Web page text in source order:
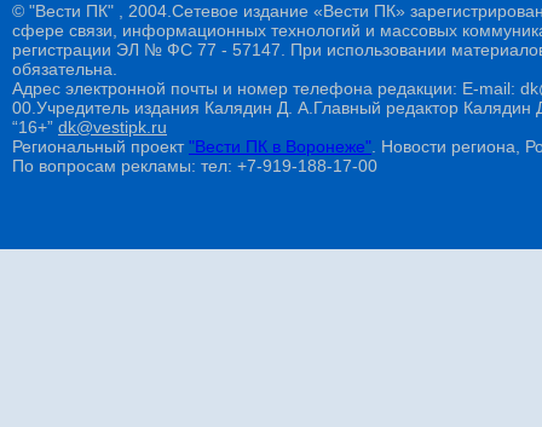
© "Вести ПК" , 2004.Сетевое издание «Вести ПК»
сфере связи, информационных технологий и массовых
регистрации ЭЛ № ФС 77 - 57147. При использовании
обязательна.
Адрес электронной почты и номер телефона редакции: E-mail:
00.Учредитель издания Калядин Д. А.Главный редактор
“16+” dk@vestipk.ru
Региональный проект"Вести ПК в Воронеже" . Новости региона,
По вопросам рекламы: тел: +7-919-188-17-00